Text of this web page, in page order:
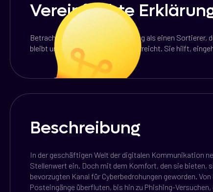
Vereinfachte
Betrachten Sie die E-Mail-Filterung als einen Sortierer,
bleibt und nur relevante Post Sie erreicht. Sie hilft,
Beschreibung
In der geschäftigen Welt der digitalen Kommunikation
Stellenwert ein. Doch mit dem Komfort, den sie bieten,
bevorzugten Kanal für Cyberbedrohungen geworden.
Posteingänge überfluten, bis hin zu Phishing-